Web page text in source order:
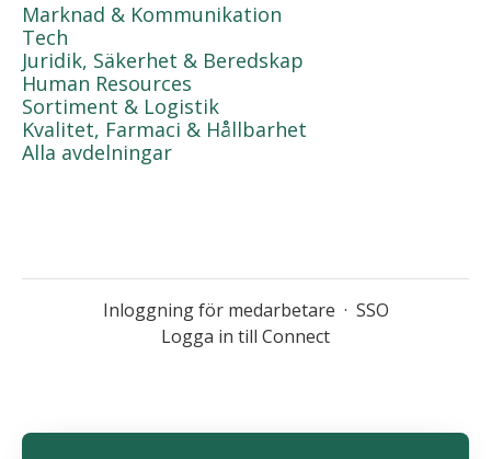
Marknad & Kommunikation
Tech
Juridik, Säkerhet & Beredskap
Human Resources
Sortiment & Logistik
Kvalitet, Farmaci & Hållbarhet
Alla avdelningar
Inloggning för medarbetare · SSO
Logga in till Connect